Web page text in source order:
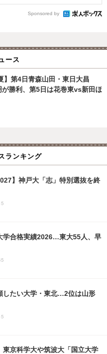
Sponsored by
ース
】第4日青森山田・東日大昌
勝利、第5日は花巻東vs新田ほ
ランキング
】神戸大「志」特別選抜を終
学合格実績2026…東大55人、早
したい大学・東北…2位は山形
東京科学大や筑波大「国立大学